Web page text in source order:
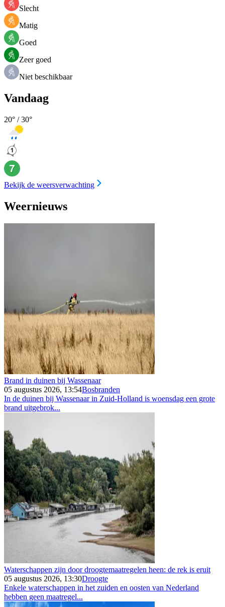
Slecht
Matig
Goed
Zeer goed
Niet beschikbaar
Vandaag
20° /30°
Bekijk de weersverwachting
Weernieuws
Brand in duinen bij Wassenaar
05 augustus 2026, 13:54Bosbranden
In de duinen bij Wassenaar in Zuid-Holland is woensdag een grote
brand uitgebrok...
Waterschappen zijn door droogtemaatregelen heen: de rek is eruit
05 augustus 2026, 13:30Droogte
Enkele waterschappen in het zuiden en oosten van Nederland
hebben geen maatregel...